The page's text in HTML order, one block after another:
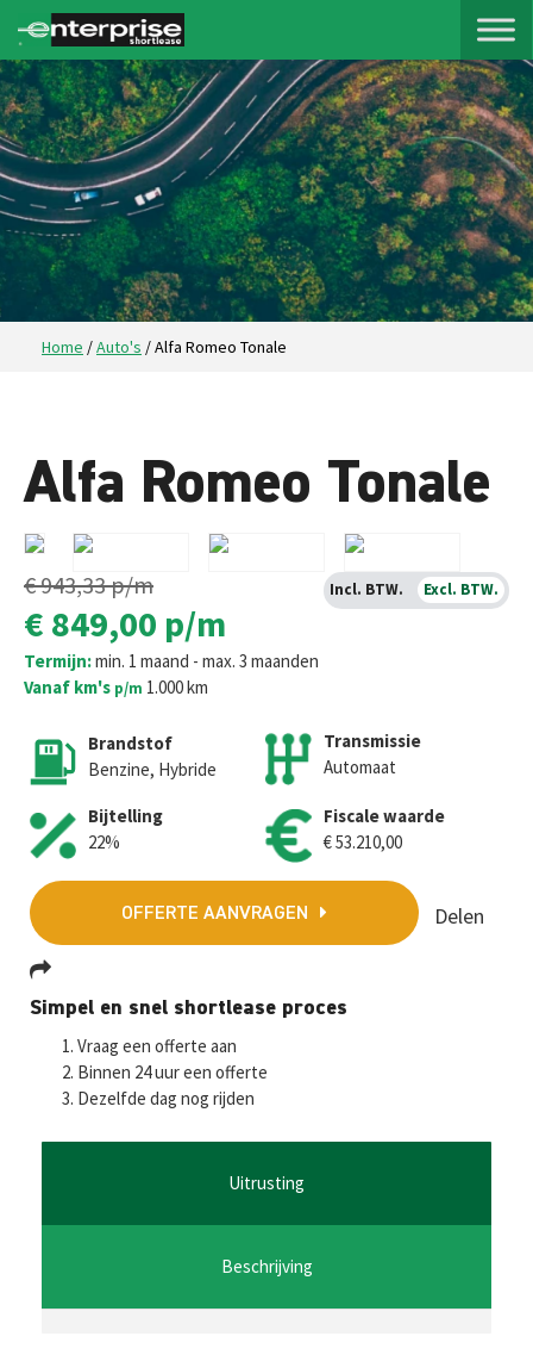
Home /Auto's /Alfa Romeo Tonale
Alfa Romeo Tonale
€ 943,33p/m
€ 849,00 p/m
Termijn:min. 1 maand - max. 3 maanden
Vanaf km's p/m 1.000 km
Brandstof
Benzine, Hybride
Bijtelling
22%
Transmissie
Automaat
Fiscale waarde
€ 53.210,00
OFFERTE AANVRAGEN Delen
Fa
ce
b
o
o
T
wi
tt
er
E
m
ai
l
W
h
at
sA
p
p
M
se
ge
r
Simpel en snel shortlease proces
Vraag een offerte aan
Binnen 24 uur een offerte
Dezelfde dag nog rijden
Incl. BTW. Excl. BTW.
Uitrusting
Beschrijving